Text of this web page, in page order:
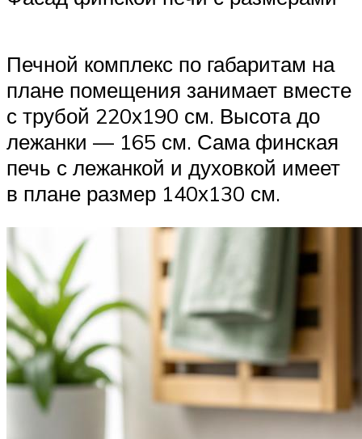
Печной комплекс по габаритам на
плане помещения занимает вместе
с трубой 220х190 см. Высота до
лежанки — 165 см. Сама финская
печь с лежанкой и духовкой имеет
в плане размер 140х130 см.